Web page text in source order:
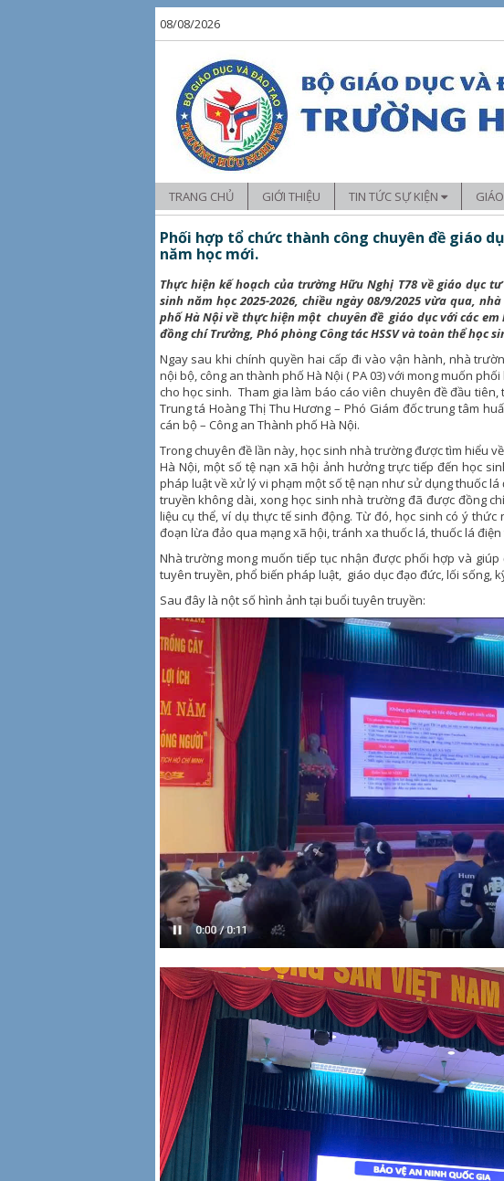
08/08/2026
TRANG CHỦ GIỚI THIỆU
TIN TỨC SỰ KIỆN
Tin tức
Hoạt động đoàn thể
Sáng
Ứng
Phối hợp tổ chức thành công chuyên đề giáo
năm học mới.
Thực hiện kế hoạch của trường Hữu Nghị T78 về giáo dục
sinh năm học 2025-2026, chiều ngày 08/9/2025 vừa qua,
phố Hà Nội về thực hiện một chuyên đề giáo dục với các
đồng chí Trưởng, Phó phòng Công tác HSSV và toàn thể học
Ngay sau khi chính quyền hai cấp đi vào vận hành, nhà
nội bộ, công an thành phố Hà Nội ( PA 03) với mong muốn
cho học sinh. Tham gia làm báo cáo viên chuyên đề đầu
Trung tá Hoàng Thị Thu Hương – Phó Giám đốc trung tâm
cán bộ – Công an Thành phố Hà Nội.
Trong chuyên đề lần này, học sinh nhà trường được tìm hiểu
Hà Nội, một số tệ nạn xã hội ảnh hưởng trực tiếp đến học
pháp luật về xử lý vi phạm một số tệ nạn như sử dụng thuốc
truyền không dài, xong học sinh nhà trường đã được đồng
liệu cụ thể, ví dụ thực tế sinh động. Từ đó, học sinh có ý
đoạn lừa đảo qua mạng xã hội, tránh xa thuốc lá, thuốc lá điện
Nhà trường mong muốn tiếp tục nhận được phối hợp và
tuyên truyền, phổ biến pháp luật, giáo dục đạo đức, lối sống,
Sau đây là nột số hình ảnh tại buổi tuyên truyền: